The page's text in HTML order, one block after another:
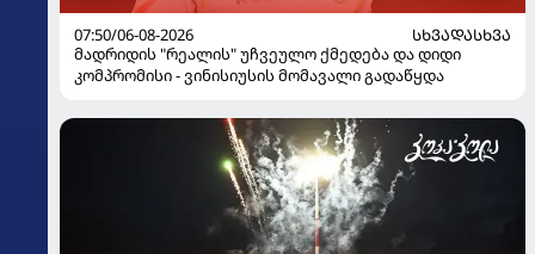
07:50/06-08-2026
ᲡᲮᲕᲐᲓᲐᲡᲮᲕᲐ
მადრიდის "რეალის" უჩვეულო ქმედება და დიდი
კომპრომისი - ვინისიუსის მომავალი გადაწყდა